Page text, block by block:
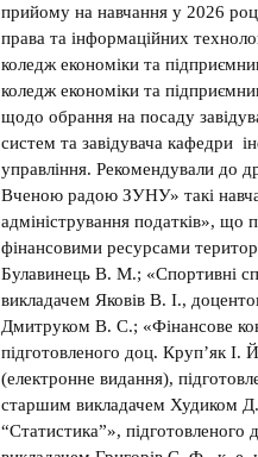
прийому на навчання у 2026
права та інформаційних
коледж економіки та
коледж економіки та
щодо обрання на посаду
систем та завідувача кафедри
управління. Рекомендували до
Вченою радою ЗУНУ» такі
адміністрування податків»,
фінансовими ресурсами
Булавинець В. М.; «Спортивні
викладачем Яковів В. І.,
Дмитруком В. С.; «Фінансове
підготовленого доц. Круп’як І.
(електронне видання),
старшим викладачем Худиком
“Cтатистика”»,